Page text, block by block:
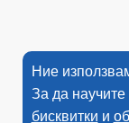
Ние
За да
бисквитки и